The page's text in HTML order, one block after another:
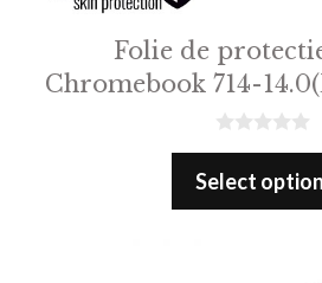
Folie de
Chromebook 714-
0
u
Select